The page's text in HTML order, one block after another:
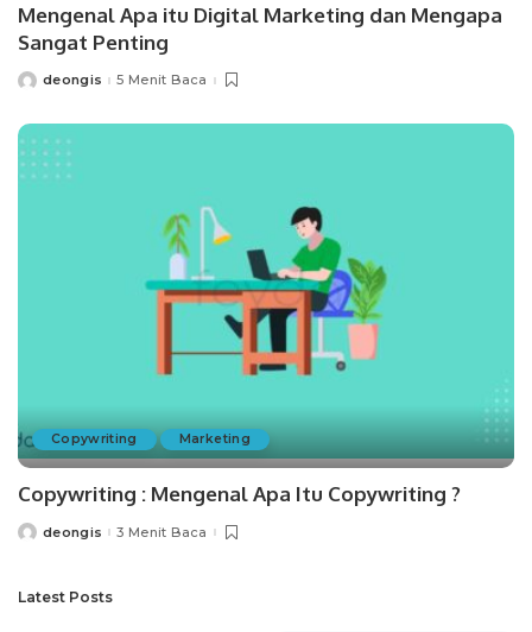
Mengenal Apa itu Digital Marketing dan Mengapa
Sangat Penting
Posteddeongis 5 Menit Baca
Copywriting Marketing
Copywriting : Mengenal Apa Itu Copywriting ?
Posteddeongis 3 Menit Baca
Latest Posts